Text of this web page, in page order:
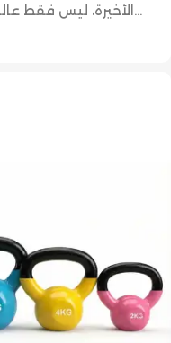
الأخيرة، ليس فقط عالميًا، بل في مصر أيضًا، مع زيادة ال...